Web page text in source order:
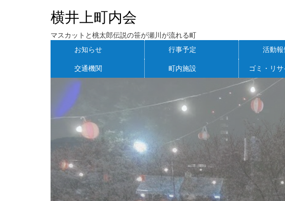
横井上町内会
マスカットと桃太郎伝説の笹が瀬川が流れる町
お知らせ
行事予定 活動報
交通機関 町内施設 ゴミ・リ